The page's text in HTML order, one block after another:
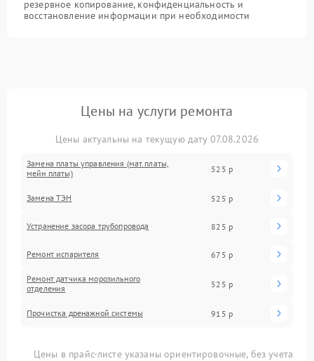
резервное копирование, конфиденциальность и
восстановление информации при необходимости
Цены на услуги ремонта
Цены актуальны на текущую дату 07.08.2026
Замена платы управления (мат.платы,
мейн платы)
525 р
Замена ТЭН 525 р
Устранение засора трубопровода 825 р
Ремонт испарителя 675 р
Ремонт датчика морозильного
отделения
525 р
Прочистка дренажной системы 915 р
Цены в прайс-листе указаны ориентировочные, без учета